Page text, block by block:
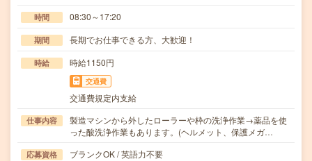
時間 08:30～17:20
期間 長期でお仕事できる方、大歓迎！
時給 時給1150円
交通費
交通費規定内支給
仕事内容
製造マシンから外したローラーや枠の洗浄作業→薬品を使
った酸洗浄作業もあります。(ヘルメット、保護メガ…
応募資格
ブランクOK / 英語力不要